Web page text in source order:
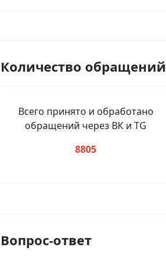
Количество обращений
Всего принято и обработано
обращений через ВК и TG
8805
Вопрос-ответ